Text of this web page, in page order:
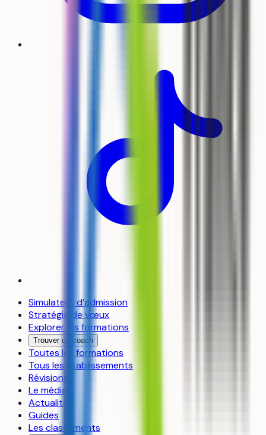
Simulateur d’admission
Stratégie de vœux
Explorer les formations
Trouver un coach
Toutes les formations
Tous les établissements
Révisions
Le média
Actualités
Guides
Les classements